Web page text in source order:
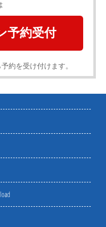
予約受付
約を受け付けます。